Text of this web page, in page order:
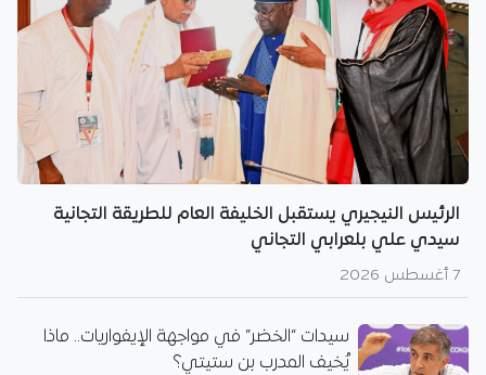
الرئيس النيجيري يستقبل الخليفة العام للطريقة التجانية
سيدي علي بلعرابي التجاني
7 أغسطس 2026
سيدات “الخضر” في مواجهة الإيفواريات.. ماذا
يُخيف المدرب بن ستيتي؟